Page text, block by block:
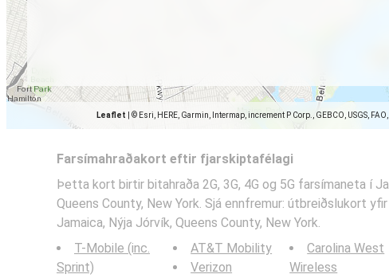
Leaflet © Esri, HERE, Garmin, Intermap, increment P Corp., GEBCO, USGS,
Farsímahraðakort eftir fjarskiptafélagi
Þetta kort birtir bitahraða 2G, 3G, 4G og 5G farsímaneta í
Queens County, New York. Sjá ennfremur: útbreiðslukort
Jamaica, Nýja Jórvík, Queens County, New York.
T-Mobile (inc.
Sprint)
AT&T Mobility
Verizon
Carolina West
Wireless